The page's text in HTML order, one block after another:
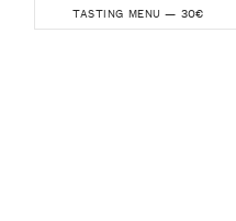
TASTING MENU — 30€